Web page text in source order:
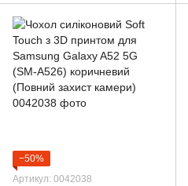
−50%
Артикул: 0042038